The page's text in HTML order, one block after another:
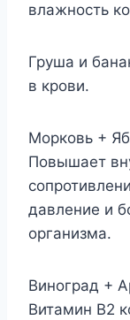
влажность
Груша и
в крови.
Морковь +
Повышает
давление и
организма.
Виноград +
Витамин B2